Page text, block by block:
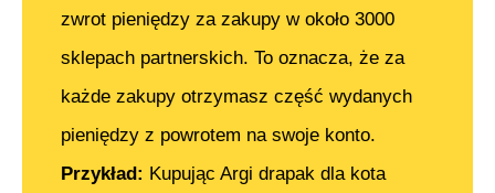
zwrot pieniędzy za zakupy w około 3000
sklepach partnerskich. To oznacza, że za
każde zakupy otrzymasz część wydanych
pieniędzy z powrotem na swoje konto.
Przykład: Kupując Argi drapak dla kota